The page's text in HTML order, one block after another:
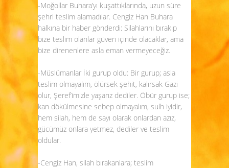
-Moğollar Buhara’yı kuşattıklarında, uzun süre
şehri teslim alamadılar. Cengiz Han Buhara
halkına bir haber gönderdi: Silahlarını bırakıp
bize teslim olanlar güven içinde olacaklar, ama
bize direnenlere asla eman vermeyeceğiz.
-Müslümanlar İki gurup oldu: Bir gurup; asla
teslim olmayalım, ölürsek şehit, kalırsak Gazi
olur, Şeref’imizle yaşarız dediler. Öbür gurup ise;
kan dökülmesine sebep olmayalım, sulh iyidir,
hem silah, hem de sayı olarak onlardan azız,
gücümüz onlara yetmez, dediler ve teslim
oldular.
-Cengiz Han, silah bırakanlara; teslim